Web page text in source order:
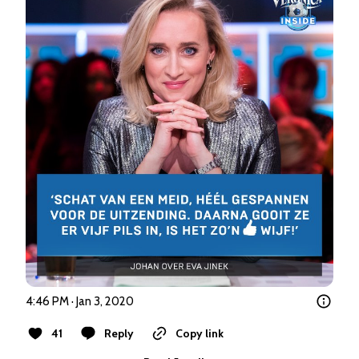
4:46 PM · Jan 3, 2020
41 Reply
Copy link